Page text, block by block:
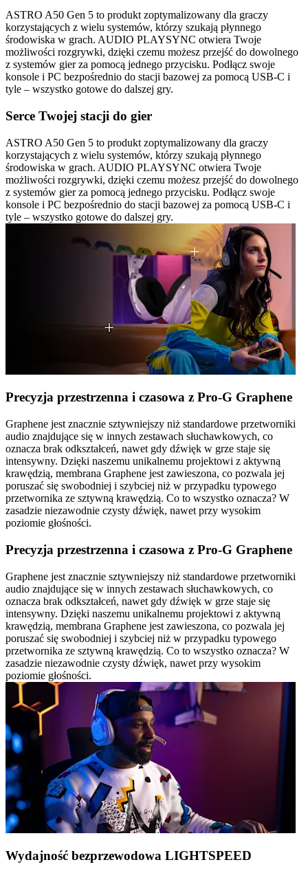
ASTRO A50 Gen 5 to produkt zoptymalizowany dla graczy
korzystających z wielu systemów, którzy szukają płynnego
środowiska w grach. AUDIO PLAYSYNC otwiera Twoje
możliwości rozgrywki, dzięki czemu możesz przejść do dowolnego
z systemów gier za pomocą jednego przycisku. Podłącz swoje
konsole i PC bezpośrednio do stacji bazowej za pomocą USB-C i
tyle – wszystko gotowe do dalszej gry.
Serce Twojej stacji do gier
ASTRO A50 Gen 5 to produkt zoptymalizowany dla graczy
korzystających z wielu systemów, którzy szukają płynnego
środowiska w grach. AUDIO PLAYSYNC otwiera Twoje
możliwości rozgrywki, dzięki czemu możesz przejść do dowolnego
z systemów gier za pomocą jednego przycisku. Podłącz swoje
konsole i PC bezpośrednio do stacji bazowej za pomocą USB-C i
tyle – wszystko gotowe do dalszej gry.
Precyzja przestrzenna i czasowa z Pro-G Graphene
Graphene jest znacznie sztywniejszy niż standardowe przetworniki
audio znajdujące się w innych zestawach słuchawkowych, co
oznacza brak odkształceń, nawet gdy dźwięk w grze staje się
intensywny. Dzięki naszemu unikalnemu projektowi z aktywną
krawędzią, membrana Graphene jest zawieszona, co pozwala jej
poruszać się swobodniej i szybciej niż w przypadku typowego
przetwornika ze sztywną krawędzią. Co to wszystko oznacza? W
zasadzie niezawodnie czysty dźwięk, nawet przy wysokim
poziomie głośności.
Precyzja przestrzenna i czasowa z Pro-G Graphene
Graphene jest znacznie sztywniejszy niż standardowe przetworniki
audio znajdujące się w innych zestawach słuchawkowych, co
oznacza brak odkształceń, nawet gdy dźwięk w grze staje się
intensywny. Dzięki naszemu unikalnemu projektowi z aktywną
krawędzią, membrana Graphene jest zawieszona, co pozwala jej
poruszać się swobodniej i szybciej niż w przypadku typowego
przetwornika ze sztywną krawędzią. Co to wszystko oznacza? W
zasadzie niezawodnie czysty dźwięk, nawet przy wysokim
poziomie głośności.
Wydajność bezprzewodowa LIGHTSPEED